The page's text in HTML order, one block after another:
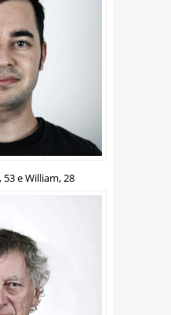
53 e William, 28